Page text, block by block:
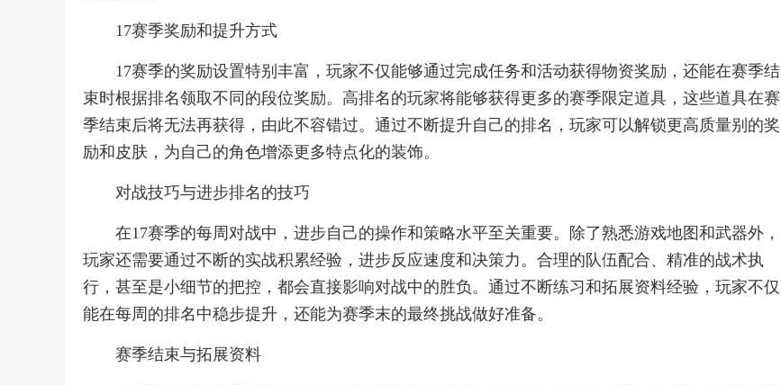
17赛季奖励和提升方式
17赛季的奖励设置特别丰富，玩家不仅能够通过完成任务和活动获得物资奖励，还能在赛季结
束时根据排名领取不同的段位奖励。高排名的玩家将能够获得更多的赛季限定道具，这些道具在赛
季结束后将无法再获得，由此不容错过。通过不断提升自己的排名，玩家可以解锁更高质量别的奖
励和皮肤，为自己的角色增添更多特点化的装饰。
对战技巧与进步排名的技巧
在17赛季的每周对战中，进步自己的操作和策略水平至关重要。除了熟悉游戏地图和武器外，
玩家还需要通过不断的实战积累经验，进步反应速度和决策力。合理的队伍配合、精准的战术执
行，甚至是小细节的把控，都会直接影响对战中的胜负。通过不断练习和拓展资料经验，玩家不仅
能在每周的排名中稳步提升，还能为赛季末的最终挑战做好准备。
赛季结束与拓展资料